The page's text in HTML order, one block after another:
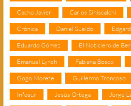
Cacho Javier Carlos Siniscalchi
Crónica Daniel Sueldo
Eduardo Gómez El Noticiero de
Emanuel Lynch Fabiana Bosco
Gogo Morete Guillermo Troncoso
Infosur Jesús Ortega Jorge